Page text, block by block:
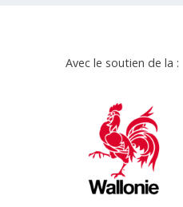
Avec le soutien de la :